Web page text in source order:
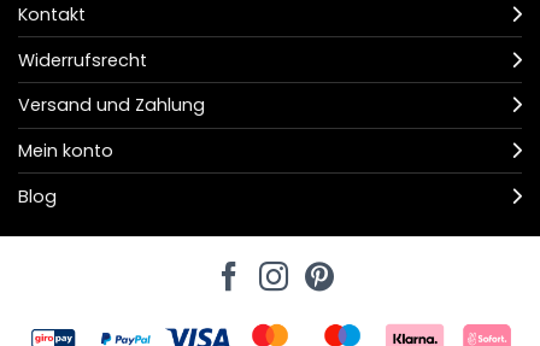
Kontakt
Widerrufsrecht
Versand und Zahlung
Mein konto
Blog